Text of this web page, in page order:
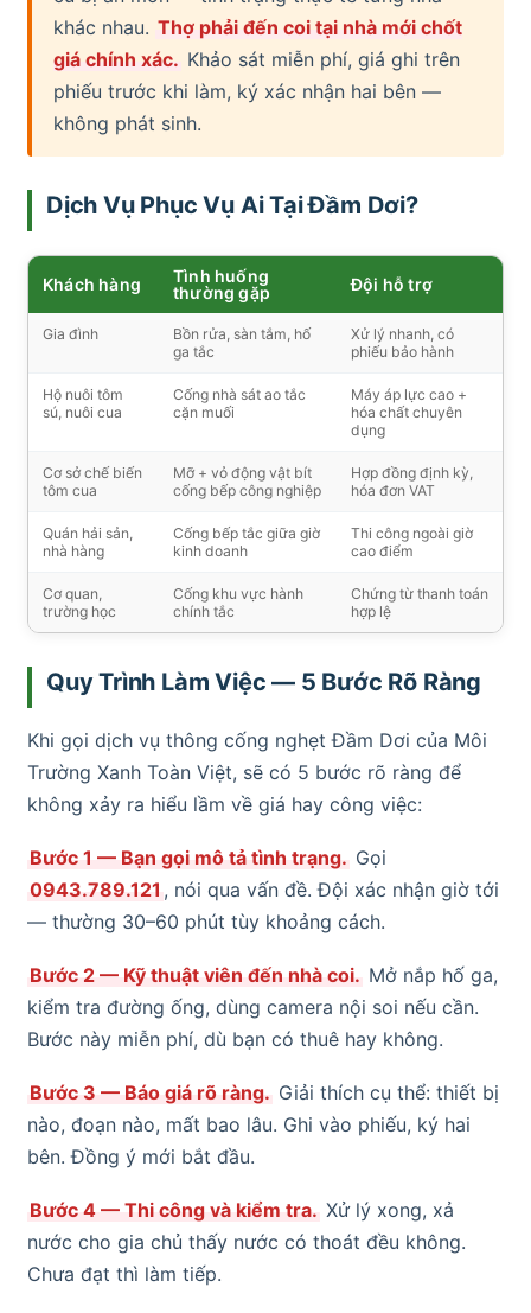
khác nhau. Thợ phải đến coi tại nhà mới chốt
giá chính xác. Khảo sát miễn phí, giá ghi trên
phiếu trước khi làm, ký xác nhận hai bên —
không phát sinh.
Dịch Vụ Phục Vụ Ai Tại Đầm Dơi?
Khách hàng
Tình huống
thường gặp
Đội hỗ trợ
Gia đình
Bồn rửa, sàn tắm, hố
ga tắc
Xử lý nhanh, có
phiếu bảo hành
Hộ nuôi tôm
sú, nuôi cua
Cống nhà sát ao tắc
cặn muối
Máy áp lực cao +
hóa chất chuyên
dụng
Cơ sở chế biến
tôm cua
Mỡ + vỏ động vật bít
cống bếp công nghiệp
Hợp đồng định kỳ,
hóa đơn VAT
Quán hải sản,
nhà hàng
Cống bếp tắc giữa giờ
kinh doanh
Thi công ngoài giờ
cao điểm
Cơ quan,
trường học
Cống khu vực hành
chính tắc
Chứng từ thanh toán
hợp lệ
Quy Trình Làm Việc — 5 Bước Rõ Ràng
Khi gọi dịch vụ thông cống nghẹt Đầm Dơi của Môi
Trường Xanh Toàn Việt, sẽ có 5 bước rõ ràng để
không xảy ra hiểu lầm về giá hay công việc:
Bước 1 — Bạn gọi mô tả tình trạng. Gọi
0943.789.121 , nói qua vấn đề. Đội xác nhận giờ tới
— thường 30–60 phút tùy khoảng cách.
Bước 2 — Kỹ thuật viên đến nhà coi. Mở nắp hố ga,
kiểm tra đường ống, dùng camera nội soi nếu cần.
Bước này miễn phí, dù bạn có thuê hay không.
Bước 3 — Báo giá rõ ràng. Giải thích cụ thể: thiết bị
nào, đoạn nào, mất bao lâu. Ghi vào phiếu, ký hai
bên. Đồng ý mới bắt đầu.
Bước 4 — Thi công và kiểm tra. Xử lý xong, xả
nước cho gia chủ thấy nước có thoát đều không.
Chưa đạt thì làm tiếp.